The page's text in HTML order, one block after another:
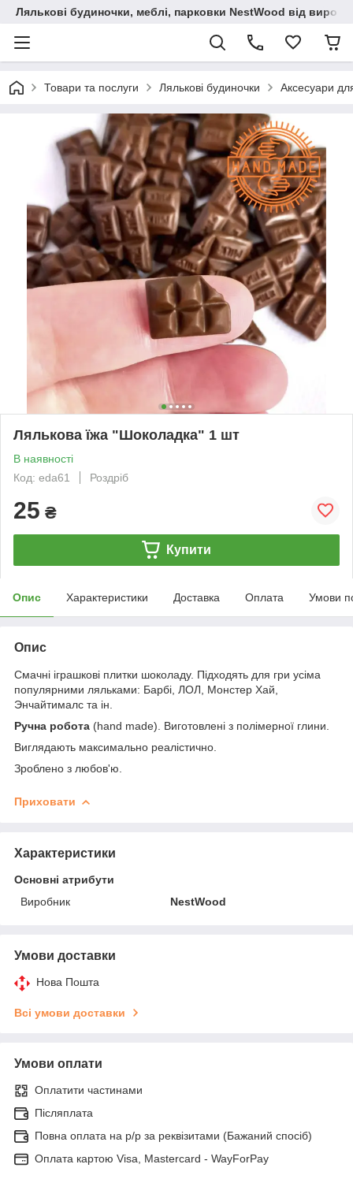
Лялькові будиночки, меблі, парковки NestWood від
Товари та послуги Лялькові будиночки Аксесуари
Лялькова їжа "Шоколадка" 1 шт
В наявності
Код: eda61
Роздріб
25 ₴
Купити
Опис Характеристики Доставка Оплата Умови
Опис
Смачні іграшкові плитки шоколаду. Підходять для гри усіма
популярними ляльками: Барбі, ЛОЛ, Монстер Хай,
Энчайтималс та ін.
Ручна робота (hand made). Виготовлені з полімерної глини.
Виглядають максимально реалістично.
Зроблено з любов'ю.
Приховати
Характеристики
Основні атрибути
Виробник
NestWood
Умови доставки
Нова Пошта
Всі умови доставки
Умови оплати
Оплатити частинами
Післяплата
Повна оплата на р/р за реквізитами (Бажаний спосіб)
Оплата картою Visa, Mastercard - WayForPay